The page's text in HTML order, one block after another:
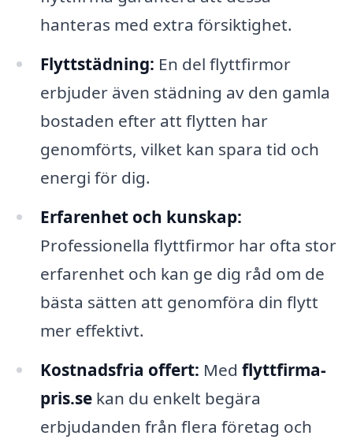
hanteras med extra försiktighet.
Flyttstädning: En del flyttfirmor
erbjuder även städning av den gamla
bostaden efter att flytten har
genomförts, vilket kan spara tid och
energi för dig.
Erfarenhet och kunskap:
Professionella flyttfirmor har ofta stor
erfarenhet och kan ge dig råd om de
bästa sätten att genomföra din flytt
mer effektivt.
Kostnadsfria offert: Med flyttfirma-
pris.sekan du enkelt begära
erbjudanden från flera företag och